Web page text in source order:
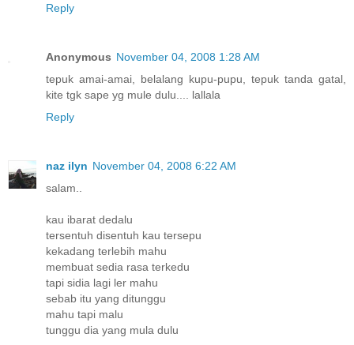
Reply
Anonymous November 04, 2008 1:28 AM
tepuk amai-amai, belalang kupu-pupu, tepuk tanda gatal,
kite tgk sape yg mule dulu.... lallala
Reply
naz ilyn November 04, 2008 6:22 AM
salam..
kau ibarat dedalu
tersentuh disentuh kau tersepu
kekadang terlebih mahu
membuat sedia rasa terkedu
tapi sidia lagi ler mahu
sebab itu yang ditunggu
mahu tapi malu
tunggu dia yang mula dulu